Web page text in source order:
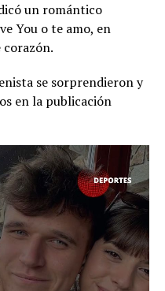
un romántico
You o te amo, en
corazón.
se sorprendieron y
en la publicación